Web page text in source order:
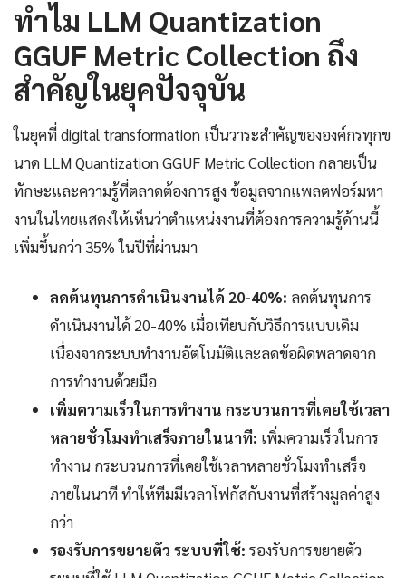
ทำไม LLM Quantization
GGUF Metric Collection ถึง
สำคัญในยุคปัจจุบัน
ในยุคที่ digital transformation เป็นวาระสำคัญขององค์กรทุกข
นาด LLM Quantization GGUF Metric Collection กลายเป็น
ทักษะและความรู้ที่ตลาดต้องการสูง ข้อมูลจากแพลตฟอร์มหา
งานในไทยแสดงให้เห็นว่าตำแหน่งงานที่ต้องการความรู้ด้านนี้
เพิ่มขึ้นกว่า 35% ในปีที่ผ่านมา
ลดต้นทุนการดำเนินงานได้ 20-40%: ลดต้นทุนการ
ดำเนินงานได้ 20-40% เมื่อเทียบกับวิธีการแบบเดิม
เนื่องจากระบบทำงานอัตโนมัติและลดข้อผิดพลาดจาก
การทำงานด้วยมือ
เพิ่มความเร็วในการทำงาน กระบวนการที่เคยใช้เวลา
หลายชั่วโมงทำเสร็จภายในนาที: เพิ่มความเร็วในการ
ทำงาน กระบวนการที่เคยใช้เวลาหลายชั่วโมงทำเสร็จ
ภายในนาที ทำให้ทีมมีเวลาโฟกัสกับงานที่สร้างมูลค่าสูง
กว่า
รองรับการขยายตัว ระบบที่ใช้: รองรับการขยายตัว